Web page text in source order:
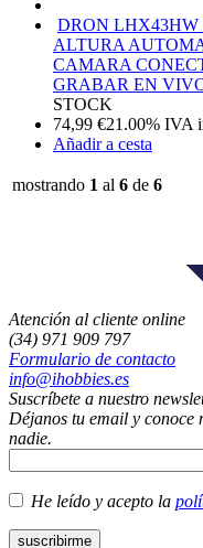
DRON
ALTURA
CAMARA
GRABAR EN
STOCK
74,99 €21.00% IVA
Añadir a cesta
mostrando 1 al 6 de 6
Atención al cliente online
(34) 971 909 797
Formulario de contacto
info@ihobbies.es
Suscríbete a nuestro
Déjanos tu email y conoce
nadie.
He leído y acepto la